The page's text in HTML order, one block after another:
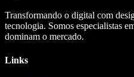
Transformando o digital com
tecnologia. Somos especialistas
dominam o mercado.
Links